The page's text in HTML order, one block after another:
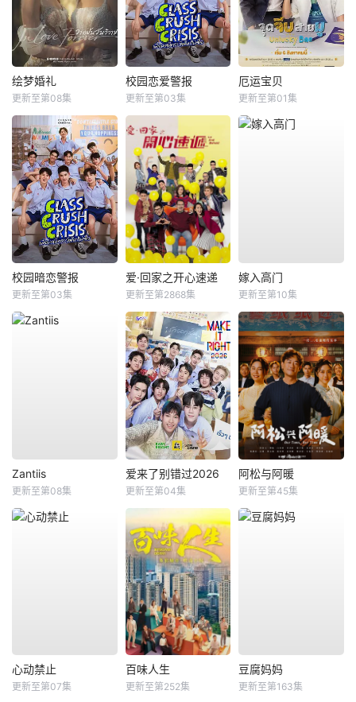
绘梦婚礼
更新至第08集
校园恋爱警报
更新至第03集
厄运宝贝
更新至第01集
校园暗恋警报
更新至第03集
爱·回家之开心速递
更新至第2868集
嫁入高门
更新至第10集
Zantiis
更新至第08集
爱来了别错过2026
更新至第04集
阿松与阿暖
更新至第45集
心动禁止
更新至第07集
百味人生
更新至第252集
豆腐妈妈
更新至第163集